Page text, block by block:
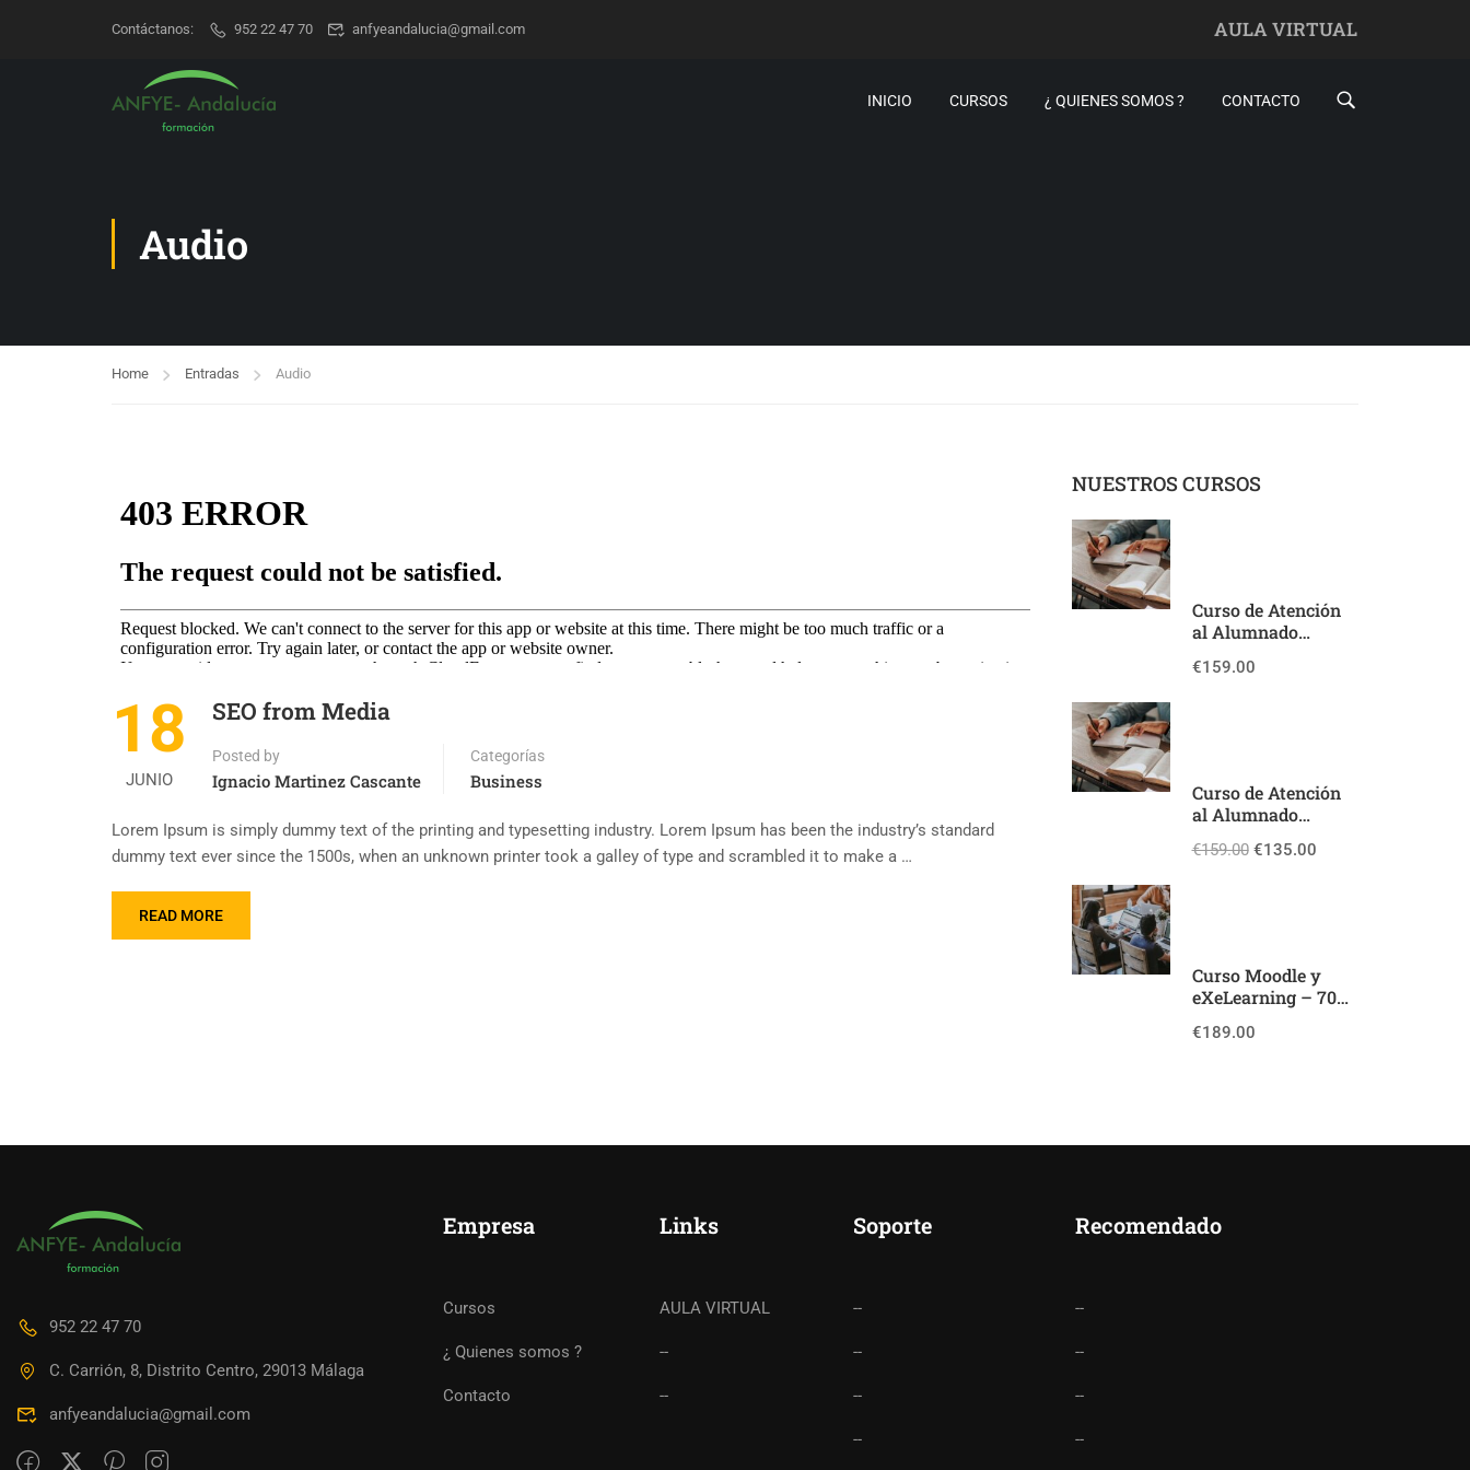
Contáctanos: 952 22 47 70 anfyeandalucia@gmail.com AULA VIRTUAL
INICIO CURSOS ¿ QUIENES SOMOS ? CONTACTO
Audio
Home Entradas Audio
18
JUNIO
SEO from Media
Posted by
Ignacio Martinez Cascante
Categorías
Business
Lorem Ipsum is simply dummy text of the printing and typesetting industry. Lorem Ipsum has been the industry’s standard
dummy text ever since the 1500s, when an unknown printer took a galley of type and scrambled it to make a …
READ MORE
NUESTROS CURSOS
Curso de Atención
al Alumnado
(60 horas)
€159.00
Curso de Atención
al Alumnado
(60 horas) – SIPRI
€159.00 €135.00
Curso Moodle y
eXeLearning – 70
€189.00
952 22 47 70
C. Carrión, 8, Distrito Centro, 29013 Málaga
anfyeandalucia@gmail.com
Empresa
Cursos
¿ Quienes somos ?
Contacto
Links
AULA VIRTUAL
--
--
Soporte
--
--
--
--
Recomendado
--
--
--
--